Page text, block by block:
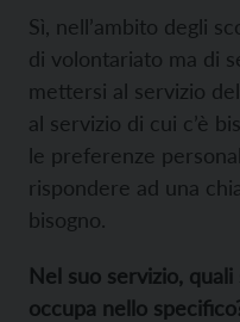
Sì, nell’ambito degli
di volontariato ma di
mettersi al servizio
al servizio di cui c’è
le preferenze
rispondere ad una
bisogno.
Nel suo servizio,
occupa nello